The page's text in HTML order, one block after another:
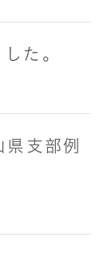
た。
支部例